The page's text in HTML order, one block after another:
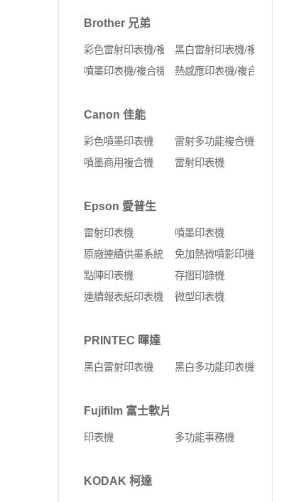
Brother 兄弟
彩色雷射印表機/複合機黑白雷射印表機/複合機
噴墨印表機/複合機
熱感應印表機/複合機
Canon 佳能
彩色噴墨印表機
雷射多功能複合機
噴墨商用複合機
雷射印表機
Epson 愛普生
雷射印表機
噴墨印表機
原廠連續供墨系統
免加熱微噴影印機
點陣印表機
存摺印錄機
連續報表紙印表機
微型印表機
PRINTEC 暉達
黑白雷射印表機 黑白多功能印表機
Fujifilm 富士軟片
印表機 多功能事務機
KODAK 柯達